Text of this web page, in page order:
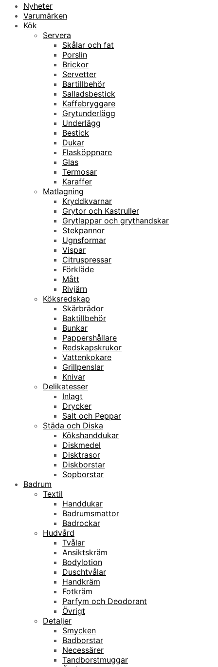
Nyheter
Varumärken
Kök
Servera
Skålar och fat
Porslin
Brickor
Servetter
Bartillbehör
Salladsbestick
Kaffebryggare
Grytunderlägg
Underlägg
Bestick
Dukar
Flasköppnare
Glas
Termosar
Karaffer
Matlagning
Kryddkvarnar
Grytor och Kastruller
Grytlappar och grythandskar
Stekpannor
Ugnsformar
Vispar
Citruspressar
Förkläde
Mått
Rivjärn
Köksredskap
Skärbrädor
Baktillbehör
Bunkar
Pappershållare
Redskapskrukor
Vattenkokare
Grillpenslar
Knivar
Delikatesser
Inlagt
Drycker
Salt och Peppar
Städa och Diska
Kökshanddukar
Diskmedel
Disktrasor
Diskborstar
Sopborstar
Badrum
Textil
Handdukar
Badrumsmattor
Badrockar
Hudvård
Tvålar
Ansiktskräm
Bodylotion
Duschtvålar
Handkräm
Fotkräm
Parfym och Deodorant
Övrigt
Detaljer
Smycken
Badborstar
Necessärer
Tandborstmuggar